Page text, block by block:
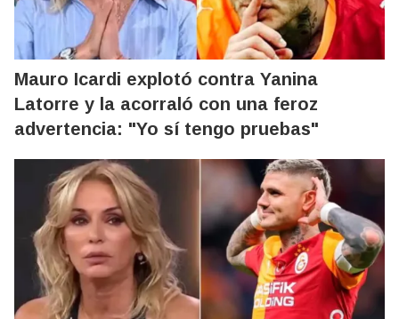
Mauro Icardi explotó contra Yanina
Latorre y la acorraló con una feroz
advertencia: "Yo sí tengo pruebas"